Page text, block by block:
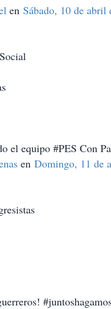
en Sábado, 10 de abril
el equipo #PES Con
en Domingo, 11 de